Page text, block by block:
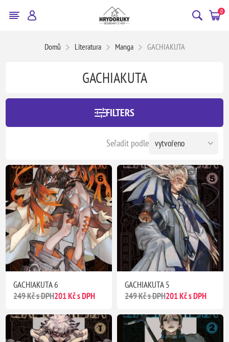
0
Domů Literatura Manga GACHIAKUTA
GACHIAKUTA
FILTERS
Seřadit podle
GACHIAKUTA 6
249 Kč s DPH201 Kč s DPH
GACHIAKUTA 5
249 Kč s DPH201 Kč s DPH